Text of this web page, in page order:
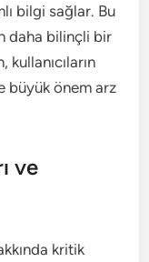
bilgi sağlar. Bu
daha bilinçli bir
büyük önem arz
ve
kritik